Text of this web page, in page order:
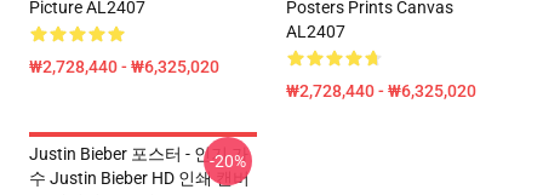
Picture AL2407
₩2,728,440 - ₩6,325,020
Posters Prints Canvas
AL2407
₩2,728,440 - ₩6,325,020
Justin Bieber 포스터 - 인기 가
수 Justin Bieber HD 인쇄 캔버
-20%